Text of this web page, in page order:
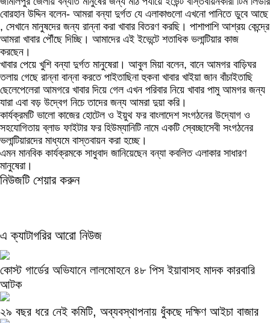
বোরহান উদ্দিন বলেন- আমরা বন্যা দুর্গত যে এলাকাগুলো এখনো পানিতে ডুবে আছে
, সেখানে মানুষদের জন্য রান্না করা খাবার বিতরণ করছি। পাশাপাশি আশ্রয় কেন্দ্রে
আমরা খাবার পৌঁছে দিচ্ছি। আমাদের এই ইভেন্টে শতাধিক ভলান্টিয়ার কাজ
করছেন।
খাবার পেয়ে খুশি বন্যা দুর্গত মানুষেরা। আবুল মিয়া বলেন, বানে আমগর বাড়িঘর
তলায় গেছে রান্না বান্না করতে পাইতাছিনা হুকনা খাবার খাইয়া জান বাঁচাইতাছি
ছেলেপেলেরা আমগরে খাবার দিয়ে গেল এখন পরিবার নিয়ে খাবার পামু আমগর জন্য
যারা এবা বড় উদ্বেগ নিচে তাদের জন্য আমরা দুয়া করি।
কার্যক্রমটি ভালো কাজের হোটেল ও ইয়ুথ ফর বাংলাদেশ সংগঠনের উদ্যোগ ও
সহযোগিতায় ব্লাড ফাইটার ফর হিউম্যানিটি নামে একটি স্বেচ্ছাসেবী সংগঠনের
ভলান্টিয়ারদের মাধ্যমে বাস্তবায়ন করা হচ্ছে।
এমন মানবিক কার্যক্রমকে সাধুবাদ জানিয়েছেন বন্যা কবলিত এলাকার সাধারণ
মানুষেরা।
নিউজটি শেয়ার করুন
এ ক্যাটাগরির আরো নিউজ
কোস্ট গার্ডের অভিযানে লালমোহনে ৪৮ পিস ইয়াবাসহ মাদক কারবারি
আটক
২৯ বছর ধরে নেই কমিটি, অব্যবস্থাপনায় ধুঁকছে দক্ষিণ আইচা বাজার